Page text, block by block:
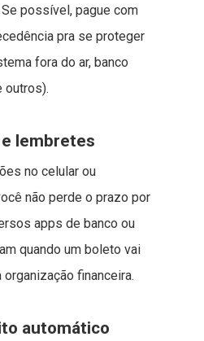
possível, pague com
pra se proteger
fora do ar, banco
outros).
lembretes
no celular ou
não perde o prazo por
apps de banco ou
quando um boleto vai
organização financeira.
automático